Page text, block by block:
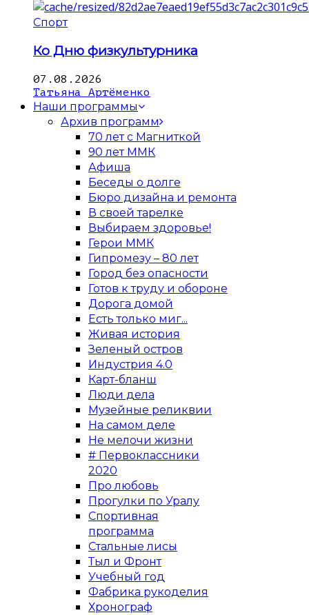
Спорт
Ко Дню физкультурника
07.08.2026
Татьяна Артёменко
Наши программы
Архив программ
70 лет с Магниткой
90 лет ММК
Афиша
Беседы о долге
Бюро дизайна и ремонта
В своей тарелке
Выбираем здоровье!
Герои ММК
Гипромезу – 80 лет
Город без опасности
Готов к труду и обороне
Дорога домой
Есть только миг...
Живая история
Зеленый остров
Индустрия 4.0
Карт-бланш
Люди дела
Музейные реликвии
На самом деле
Не мелочи жизни
# Первоклассники
2020
Про любовь
Прогулки по Уралу
Спортивная
программа
Стальные лисы
Тыл и Фронт
Учебный год
Фабрика рукоделия
Хронограф